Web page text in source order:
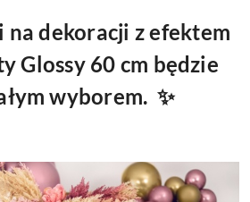
na dekoracji z efektem
Glossy 60 cm będzie
wyborem. ✨